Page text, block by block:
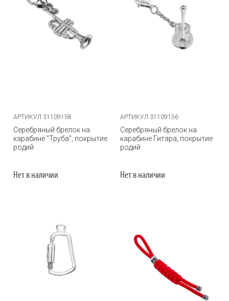
АРТИКУЛ 31109158
Серебряный брелок на
карабине "Труба", покрытие
родий
Нет в наличии
АРТИКУЛ 31109156
Серебряный брелок на
карабине Гитара, покрытие
родий
Нет в наличии